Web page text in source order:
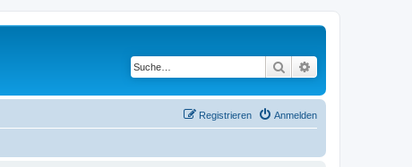
Suche
Anmelden
Registrieren